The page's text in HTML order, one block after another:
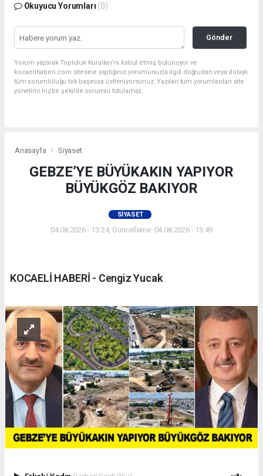
Okuyucu Yorumları (0)
Gönder
Yorum yazarak Topluluk Kuralları’nı kabul etmiş bulunuyor ve
kocaelihaberi.com sitesine yaptığınız yorumunuzla ilgili doğrudan veya dolaylı
tüm sorumluluğu tek başınıza üstleniyorsunuz. Yazılan tüm yorumlardan site
yönetimi hiçbir şekilde sorumlu tutulamaz.
Anasayfa Siyaset
GEBZE’YE BÜYÜKAKIN YAPIYOR
BÜYÜKGÖZ BAKIYOR
SIYASET
04.08.2026 - 13:24, Güncelleme: 04.08.2026 - 13:49
KOCAELİ HABERİ - Cengiz Yucak